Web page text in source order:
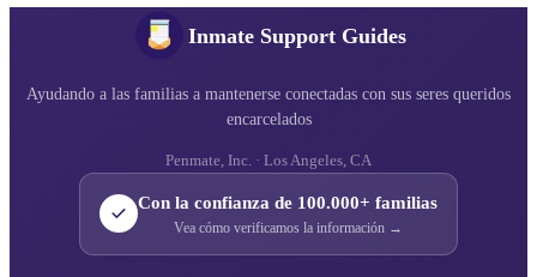
Inmate Support Guides
Ayudando a las familias a mantenerse conectadas con sus seres queridos
encarcelados
Penmate, Inc. · Los Angeles, CA
Con la confianza de 100.000+ familias
Vea cómo verificamos la información →